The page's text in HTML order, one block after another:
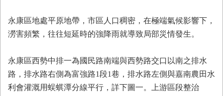
室
簡
介
災
防
新
聞
永康區地處平原地帶，市區人口稠密，在極端氣候影響下，
澇害頻繁，往往短延時的強降雨就導致局部災情發生。
永康區西勢中排一為國民路南端與西勢路交口以南之排水
路，排水路右側為富強路1段1巷，排水路左側與嘉南農田水
利會灌溉用蜈蜞潭分線平行，詳下圖一。上游區段整治